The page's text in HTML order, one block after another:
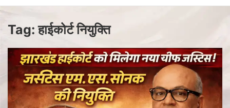
Tag:हाईकोर्ट नियुक्ति